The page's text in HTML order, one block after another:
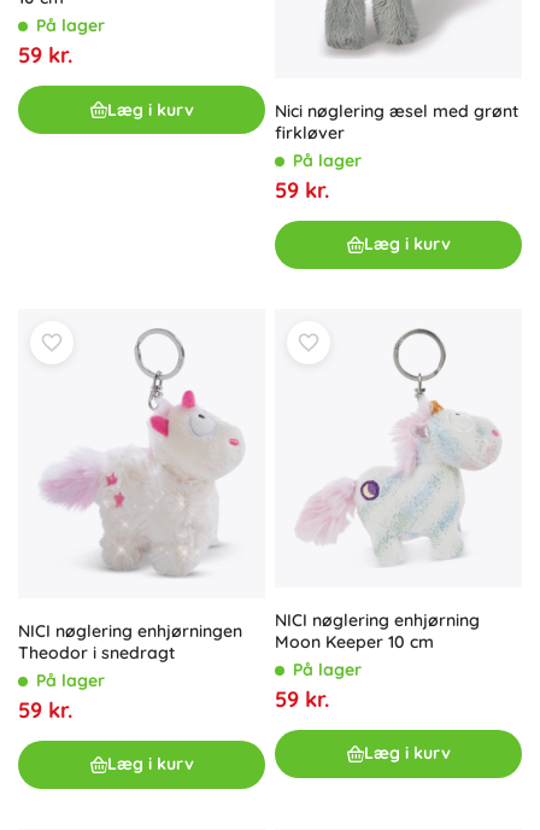
På lager
59 kr.
Læg i kurv
Nici nøglering æsel med grønt
firkløver
På lager
59 kr.
Læg i kurv
NICI nøglering enhjørningen
Theodor i snedragt
På lager
59 kr.
Læg i kurv
NICI nøglering enhjørning
Moon Keeper 10 cm
På lager
59 kr.
Læg i kurv